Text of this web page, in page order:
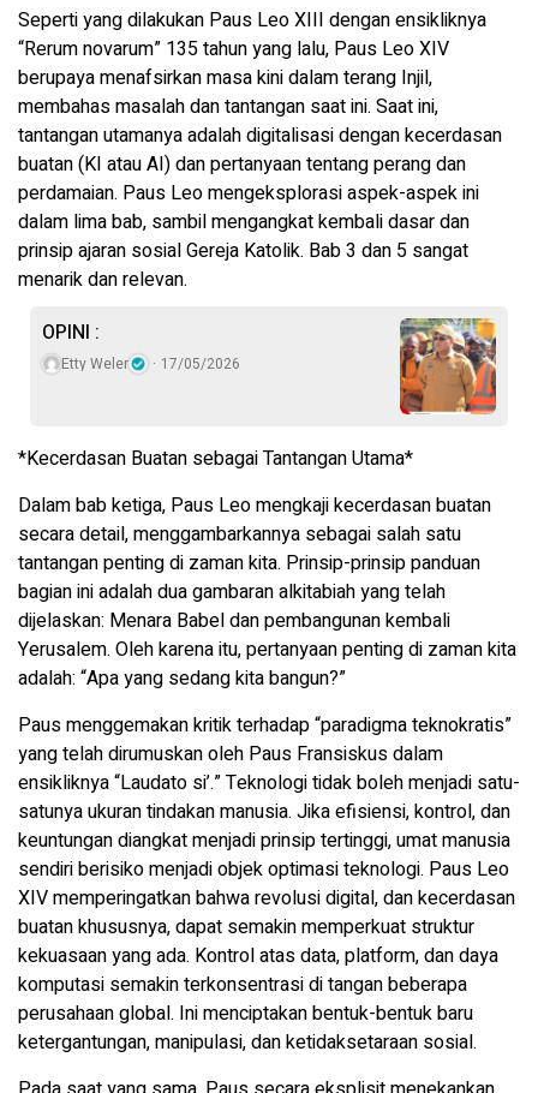
Seperti yang dilakukan Paus Leo XIII dengan ensikliknya
“Rerum novarum” 135 tahun yang lalu, Paus Leo XIV
berupaya menafsirkan masa kini dalam terang Injil,
membahas masalah dan tantangan saat ini. Saat ini,
tantangan utamanya adalah digitalisasi dengan kecerdasan
buatan (KI atau AI) dan pertanyaan tentang perang dan
perdamaian. Paus Leo mengeksplorasi aspek-aspek ini
dalam lima bab, sambil mengangkat kembali dasar dan
prinsip ajaran sosial Gereja Katolik. Bab 3 dan 5 sangat
menarik dan relevan.
OPINI :
Etty Weler 17/05/2026
*Kecerdasan Buatan sebagai Tantangan Utama*
Dalam bab ketiga, Paus Leo mengkaji kecerdasan buatan
secara detail, menggambarkannya sebagai salah satu
tantangan penting di zaman kita. Prinsip-prinsip panduan
bagian ini adalah dua gambaran alkitabiah yang telah
dijelaskan: Menara Babel dan pembangunan kembali
Yerusalem. Oleh karena itu, pertanyaan penting di zaman kita
adalah: “Apa yang sedang kita bangun?”
Paus menggemakan kritik terhadap “paradigma teknokratis”
yang telah dirumuskan oleh Paus Fransiskus dalam
ensikliknya “Laudato si’.” Teknologi tidak boleh menjadi satu-
satunya ukuran tindakan manusia. Jika efisiensi, kontrol, dan
keuntungan diangkat menjadi prinsip tertinggi, umat manusia
sendiri berisiko menjadi objek optimasi teknologi. Paus Leo
XIV memperingatkan bahwa revolusi digital, dan kecerdasan
buatan khususnya, dapat semakin memperkuat struktur
kekuasaan yang ada. Kontrol atas data, platform, dan daya
komputasi semakin terkonsentrasi di tangan beberapa
perusahaan global. Ini menciptakan bentuk-bentuk baru
ketergantungan, manipulasi, dan ketidaksetaraan sosial.